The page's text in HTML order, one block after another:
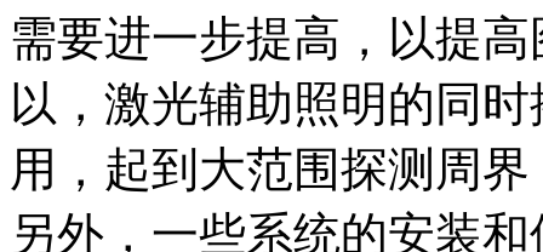
需要进一步提高，以提
以，激光辅助照明的同
用，起到大范围探测周
另外，一些系统的安装